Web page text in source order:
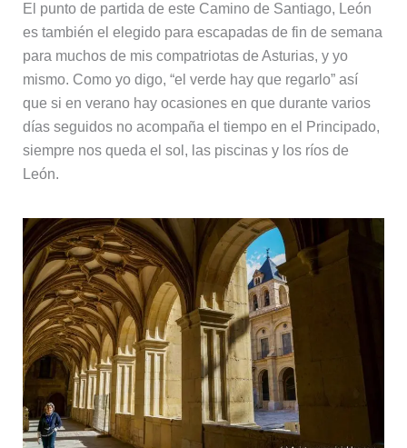
El punto de partida de este Camino de Santiago, León
es también el elegido para escapadas de fin de semana
para muchos de mis compatriotas de Asturias, y yo
mismo. Como yo digo, “el verde hay que regarlo” así
que si en verano hay ocasiones en que durante varios
días seguidos no acompaña el tiempo en el Principado,
siempre nos queda el sol, las piscinas y los ríos de
León.